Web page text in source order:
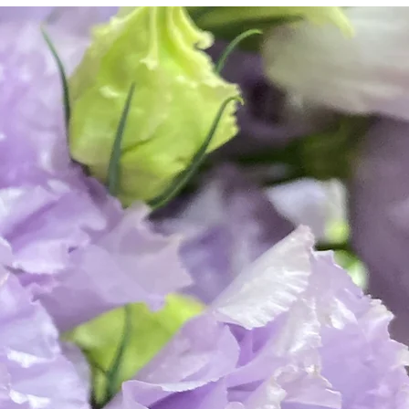
出を、
瀬斎
りさせ
い。